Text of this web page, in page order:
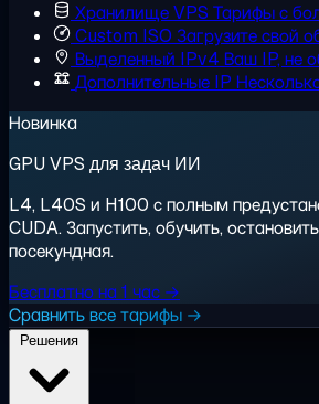
Хранилище VPS Тарифы с
Custom ISO Загрузите свой
Выделенный IPv4 Ваш IP, не
Дополнительные IP
Новинка
GPU VPS для задач ИИ
L4, L40S и H100 с полным
CUDA. Запустить, обучить,
посекундная.
Бесплатно на 1 час →
Сравнить все тарифы →